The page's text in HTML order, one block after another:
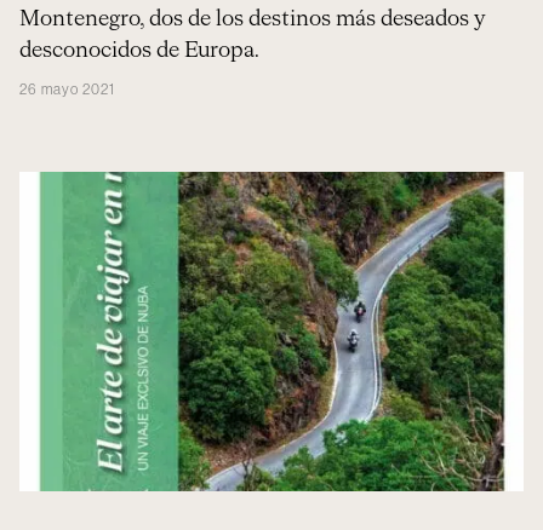
Montenegro, dos de los destinos más deseados y
desconocidos de Europa.
26 mayo 2021